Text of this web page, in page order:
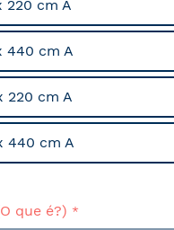
220 cm A
440 cm A
220 cm A
440 cm A
que é?)